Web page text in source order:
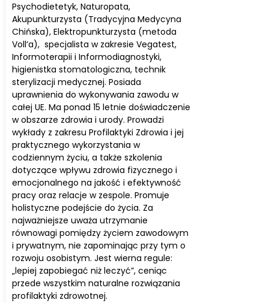
Psychodietetyk, Naturopata,
Akupunkturzysta (Tradycyjna Medycyna
Chińska), Elektropunkturzysta (metoda
Voll’a), specjalista w zakresie Vegatest,
Informoterapii i Informodiagnostyki,
higienistka stomatologiczna, technik
sterylizacji medycznej. Posiada
uprawnienia do wykonywania zawodu w
całej UE. Ma ponad 15 letnie doświadczenie
w obszarze zdrowia i urody. Prowadzi
wykłady z zakresu Profilaktyki Zdrowia i jej
praktycznego wykorzystania w
codziennym życiu, a także szkolenia
dotyczące wpływu zdrowia fizycznego i
emocjonalnego na jakość i efektywność
pracy oraz relacje w zespole. Promuje
holistyczne podejście do życia. Za
najważniejsze uważa utrzymanie
równowagi pomiędzy życiem zawodowym
i prywatnym, nie zapominając przy tym o
rozwoju osobistym. Jest wierna regule:
„lepiej zapobiegać niż leczyć”, ceniąc
przede wszystkim naturalne rozwiązania
profilaktyki zdrowotnej.